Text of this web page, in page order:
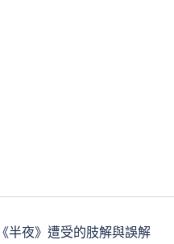
半夜》遭受的肢解與誤解